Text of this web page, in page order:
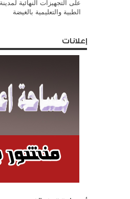
على التجهيزات النهائية
الطبية والتعليمية بالغيضة
إعلانات